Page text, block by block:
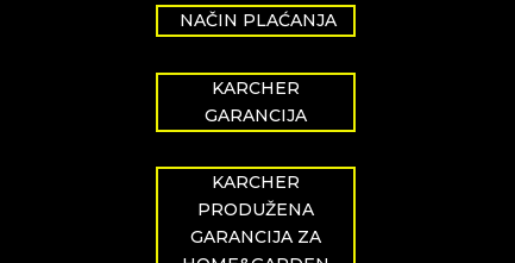
NAČIN PLAĆANJA
KARCHER
GARANCIJA
KARCHER
PRODUŽENA
GARANCIJA ZA